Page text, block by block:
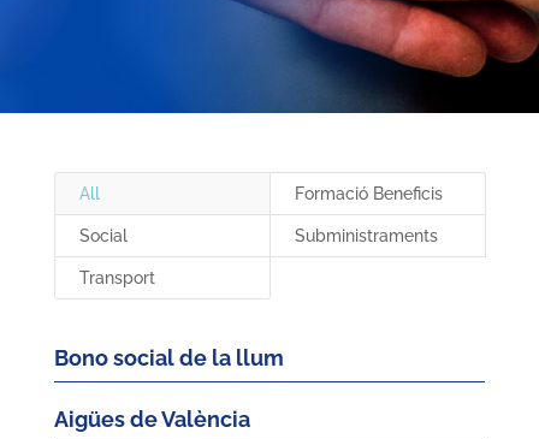
All Formació Beneficis
Social Subministraments
Transport
Bono social de la llum
Aigües de València